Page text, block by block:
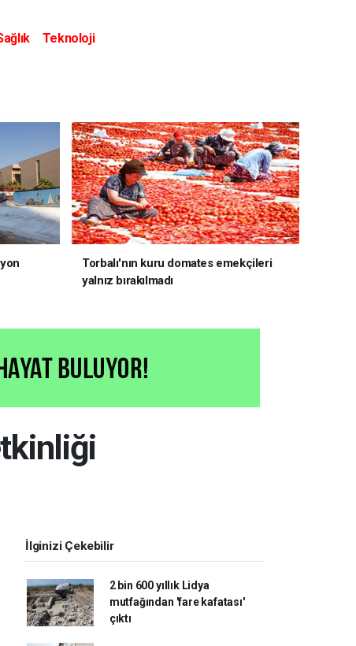
Teknoloji
Torbalı'nın kuru domates emekçileri
yalnız bırakılmadı
İlginizi Çekebilir
2 bin 600 yıllık Lidya
mutfağından 'fare kafatası'
çıktı